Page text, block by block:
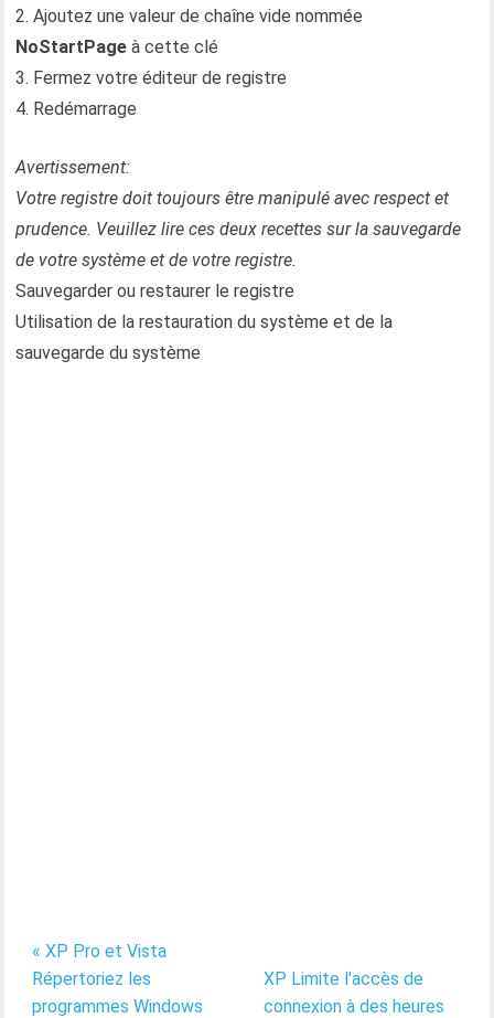
2. Ajoutez une valeur de chaîne vide nommée
NoStartPage à cette clé
3. Fermez votre éditeur de registre
4. Redémarrage
Avertissement:
Votre registre doit toujours être manipulé avec respect et
prudence. Veuillez lire ces deux recettes sur la sauvegarde
de votre système et de votre registre.
Sauvegarder ou restaurer le registre
Utilisation de la restauration du système et de la
sauvegarde du système
« XP Pro et Vista
Répertoriez les
programmes Windows
XP Limite l'accès de
connexion à des heures